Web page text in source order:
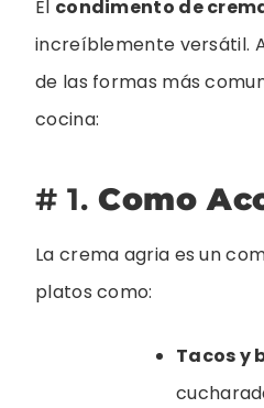
El condimento de
increíblemente versátil.
de las formas más
cocina:
# 1. Como
La crema agria es un
platos como:
Tacos y